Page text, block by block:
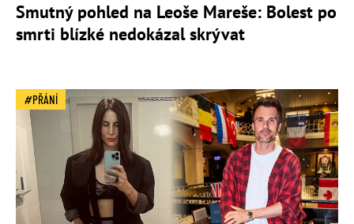
Smutný pohled na Leoše Mareše: Bolest po
smrti blízké nedokázal skrývat
PŘÁNÍ